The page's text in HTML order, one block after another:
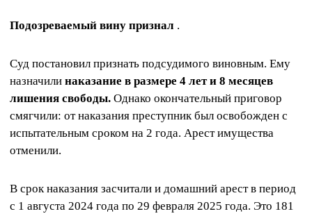
Подозреваемый вину признал .
Суд постановил признать подсудимого виновным. Ему
назначили наказание в размере 4 лет и 8 месяцев
лишения свободы. Однако окончательный приговор
смягчили: от наказания преступник был освобожден с
испытательным сроком на 2 года. Арест имущества
отменили.
В срок наказания засчитали и домашний арест в период
с 1 августа 2024 года по 29 февраля 2025 года. Это 181